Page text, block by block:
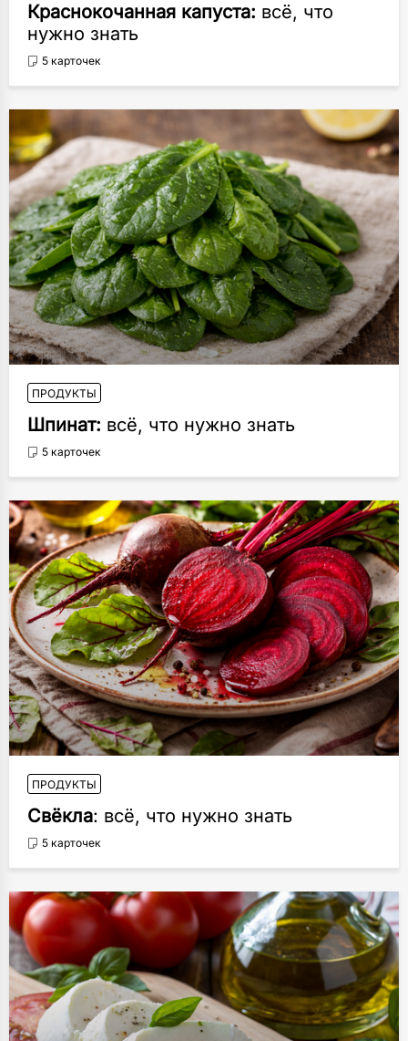
Краснокочанная капуста: всё, что
нужно знать
5 карточек
ПРОДУКТЫ
Шпинат: всё, что нужно знать
5 карточек
ПРОДУКТЫ
Свёкла: всё, что нужно знать
5 карточек